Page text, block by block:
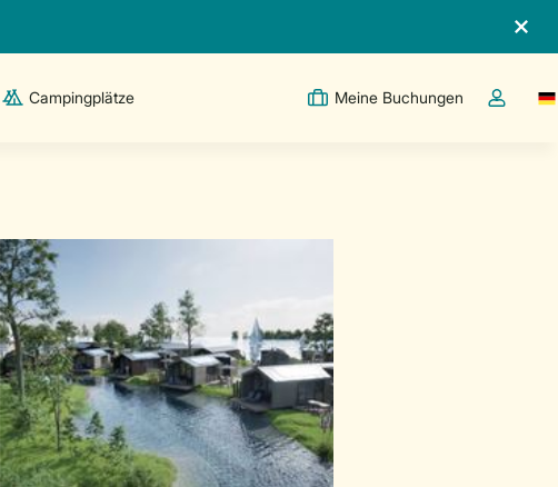
Campingplätze Meine Buchungen